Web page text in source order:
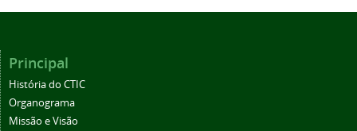
Principal
História do CTIC
Organograma
Missão e Visão